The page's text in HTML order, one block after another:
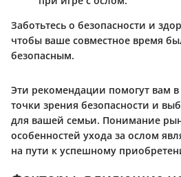
Заботьтесь о безопасности и
чтобы ваше совместное время
безопасным.
Эти рекомендации помогут вам
точки зрения безопасности и
для вашей семьи. Понимание
особенностей ухода за ослом
на пути к успешному